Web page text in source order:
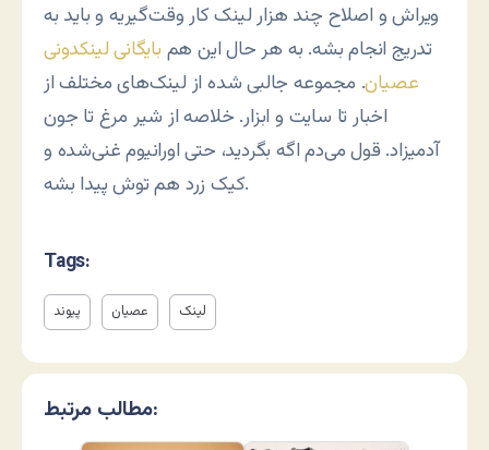
ویراش و اصلاح چند هزار لینک کار وقت‌گیریه و باید به
تدریج انجام بشه. به هر حال این هم بایگانی لینکدونی
عصیان. مجموعه جالبی شده از لینک‌های مختلف از
اخبار تا سایت و ابزار. خلاصه از شیر مرغ تا جون
آدمیزاد. قول می‌دم اگه بگردید، حتی اورانیوم غنی‌شده و
کیک زرد هم توش پیدا بشه.
Tags:
پیوند عصیان لینک
مطالب مرتبط: